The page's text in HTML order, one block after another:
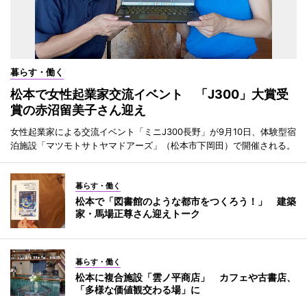
暮らす・働く
松本で女性起業家交流イベント 「J300」大賞受
賞の赤沼留美子さん迎え
女性起業家による交流イベント「ミニJ300長野」が9月10日、体験型宿
泊施設「マツモトサトヤマドアーズ」（松本市下岡田）で開催される。
暮らす・働く
松本で「図書館のような都市をつくろう！」 建築
家・馬場正尊さん迎えトーク
暮らす・働く
松本に複合施設「雲ノ平商店」 カフェや古書店、
「多様な価値観交わる場」に